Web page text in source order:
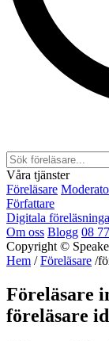
Våra tjänster
Föreläsare
Författare
Digitala
Om oss Blogg 08
Copyright ©
Hem /Föreläsare /
Föreläsare
föreläsare